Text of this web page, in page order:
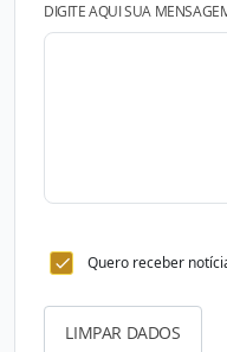
DIGITE AQUI SUA
Quero receber
LIMPAR DADOS